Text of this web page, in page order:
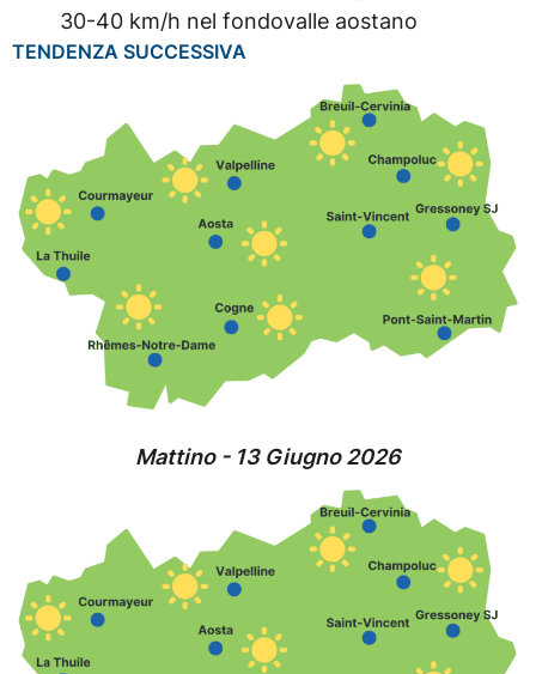
30-40 km/h nel fondovalle aostano
TENDENZA SUCCESSIVA
Mattino - 13 Giugno 2026